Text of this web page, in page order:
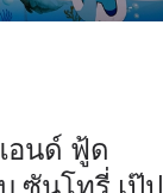
อนด์ ฟู้ด